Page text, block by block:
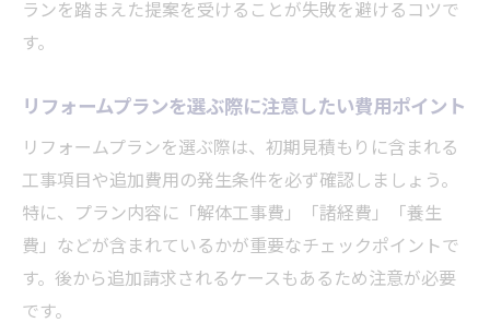
事例
設備再利用や工法工夫のリフォームプラン
実例
リフォームプラン選びで無駄を省く実践ポ
イント
補助金活用も含めたリフォームプラン事例
ランを踏まえた提案を受けることが失敗を避けるコツで
す。
リフォームプランを選ぶ際に注意したい費用ポイント
リフォームプランを選ぶ際は、初期見積もりに含まれる
工事項目や追加費用の発生条件を必ず確認しましょう。
特に、プラン内容に「解体工事費」「諸経費」「養生
費」などが含まれているかが重要なチェックポイントで
す。後から追加請求されるケースもあるため注意が必要
です。